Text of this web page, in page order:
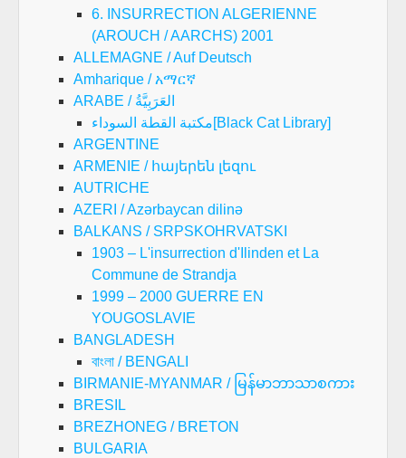
6. INSURRECTION ALGERIENNE
(AROUCH / AARCHS) 2001
ALLEMAGNE / Auf Deutsch
Amharique / አማርኛ
ARABE / العَرَبِيَّةُ
مكتبة القطة السوداء[Black Cat Library]
ARGENTINE
ARMENIE / հայերեն լեզու
AUTRICHE
AZERI / Azərbaycan dilinə
BALKANS / SRPSKOHRVATSKI
1903 – L'insurrection d'Ilinden et La
Commune de Strandja
1999 – 2000 GUERRE EN
YOUGOSLAVIE
BANGLADESH
বাংলা / BENGALI
BIRMANIE-MYANMAR / မြန်မာဘာသာစကား
BRESIL
BREZHONEG / BRETON
BULGARIA